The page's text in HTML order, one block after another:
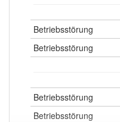
Betriebsstörung
Betriebsstörung
Betriebsstörung
Betriebsstörung